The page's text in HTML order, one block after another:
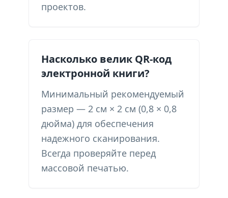
проектов.
Насколько велик QR-код
электронной книги?
Минимальный рекомендуемый
размер — 2 см × 2 см (0,8 × 0,8
дюйма) для обеспечения
надежного сканирования.
Всегда проверяйте перед
массовой печатью.